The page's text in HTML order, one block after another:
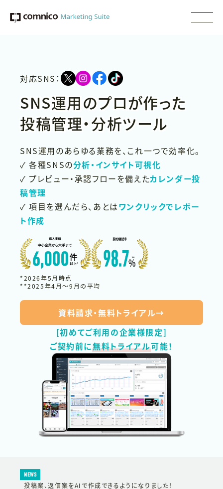
対応SNS：
SNS運用のプロが作った
投稿管理・分析ツール
SNS運用のあらゆる業務を、これ一つで効率化。
✓ 各種SNSの分析・インサイト可視化
✓ プレビュー・承認フローを備えたカレンダー投
稿管理
✓ 項目を選んだら、あとはワンクリックでレポー
ト作成
*2026年5月時点
**2025年4月〜9月の平均
資料請求・無料トライアル→
[初めてご利用の企業様限定]
ご契約前に無料トライアル可能！
NEWS
投稿案、返信案をAIで作成できるようになりました！